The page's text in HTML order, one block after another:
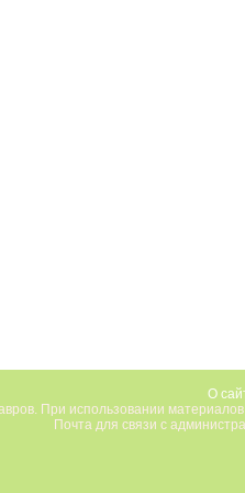
О
При использовании
Почта для связи с